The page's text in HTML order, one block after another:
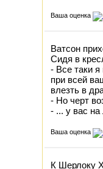
Ваша оценка
Ватсон
Сидя в
- Все таки
при всей
влезть в
- Hо черт
- ... у вас на
Ваша оценка
К Шерлоку